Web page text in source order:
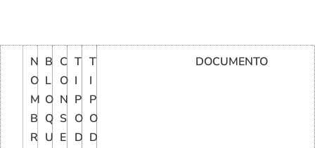
N
O
M
B
R
B
L
O
Q
U
C
O
N
S
E
T
I
P
O
D
T
I
P
O
D
DOCUMENTO